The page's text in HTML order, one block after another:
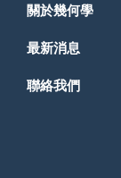
關於幾何學
最新消息
聯絡我們